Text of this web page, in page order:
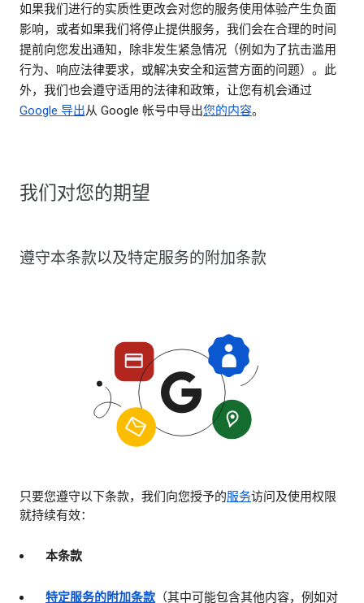
如果我们进行的实质性更改会对您的服务使用体验产生负面
影响，或者如果我们将停止提供服务，我们会在合理的时间
提前向您发出通知，除非发生紧急情况（例如为了抗击滥用
行为、响应法律要求，或解决安全和运营方面的问题）。此
外，我们也会遵守适用的法律和政策，让您有机会通过
Google 导出从 Google 帐号中导出您的内容。
我们对您的期望
遵守本条款以及特定服务的附加条款
只要您遵守以下条款，我们向您授予的服务访问及使用权限
就持续有效：
本条款
特定服务的附加条款 （其中可能包含其他内容，例如对